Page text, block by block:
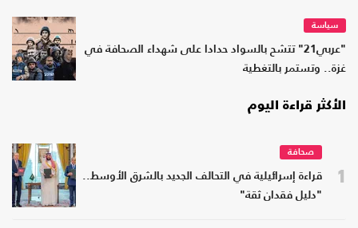
سياسة
"عربي21" تتشح بالسواد حدادا على شهداء الصحافة في
غزة.. وتستمر بالتغطية
الأكثر قراءة اليوم
1
صحافة
قراءة إسرائيلية في التحالف الجديد بالشرق الأوسط..
"دليل فقدان ثقة"